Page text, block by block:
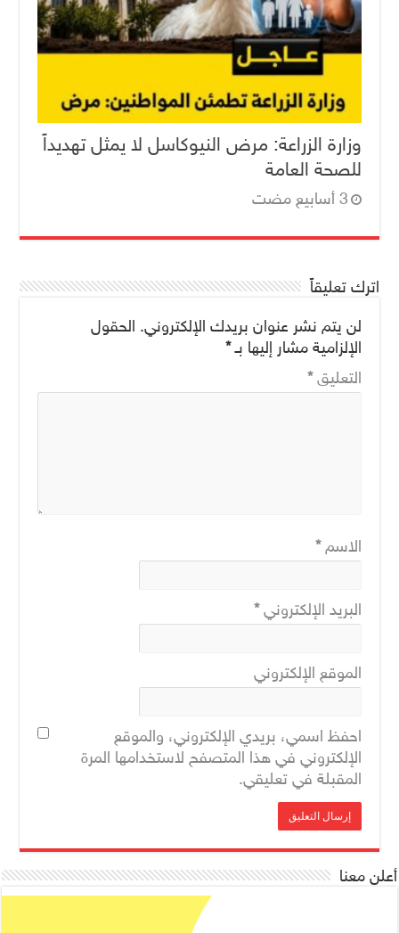
وزارة الزراعة: مرض النيوكاسل لا يمثل تهديداً
للصحة العامة
اترك تعليقاً
لن يتم نشر عنوان بريدك الإلكتروني. الحقول
الإلزامية مشار إليها بـ*
التعليق*
الاسم*
البريد الإلكتروني*
الموقع الإلكتروني
احفظ اسمي، بريدي الإلكتروني، والموقع
الإلكتروني في هذا المتصفح لاستخدامها المرة
المقبلة في تعليقي.
أعلن معنا